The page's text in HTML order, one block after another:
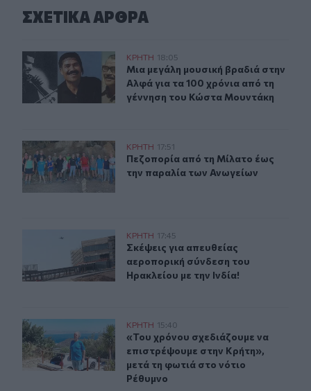
ΣΧΕΤΙΚA AΡΘΡΑ
Μια μεγάλη μουσική βραδιά στην Αλφά για τα 100
ΚΡΗΤΗ 18:05
Μια μεγάλη μουσική βραδιά στην
Μια μεγάλη μουσική βραδιά στην
Αλφά για τα 100 χρόνια από τη
γέννηση του Κώστα Μουντάκη
Πεζοπορία από τη Μίλατο έως την παραλία των
ΚΡΗΤΗ 17:51
Πεζοπορία από τη Μίλατο έως την
Πεζοπορία από τη Μίλατο έως
την παραλία των Ανωγείων
Σκέψεις για απευθείας αεροπορική σύνδεση του
ΚΡΗΤΗ 17:45
Σκέψεις για απευθείας
Σκέψεις για απευθείας
αεροπορική σύνδεση του
Ηρακλείου με την Ινδία!
«Του χρόνου σχεδιάζουμε να επιστρέψουμε στην
ΚΡΗΤΗ 15:40
«Του χρόνου σχεδιάζουμε να
«Του χρόνου σχεδιάζουμε να
επιστρέψουμε στην Κρήτη»,
μετά τη φωτιά στο νότιο
Ρέθυμνο